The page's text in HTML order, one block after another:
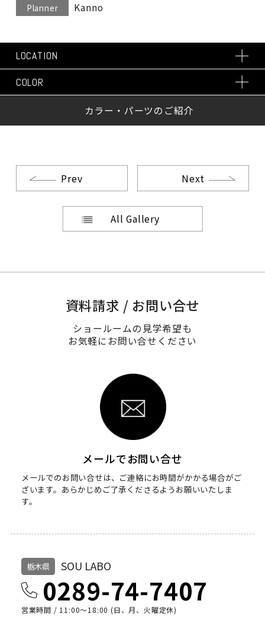
Planner Kanno
LOCATION
COLOR
カラー・パーツのご紹介
Prev
All Gallery
Next
資料請求 / お問い合せ
ショールームの見学希望も
お気軽にお問い合せください
メールでお問い合せ
メールでのお問い合せは、ご連絡にお時間がかかる場合がご
ざいます。 あらかじめご了承くださるようお願いいたしま
す。
栃木県 SOU LABO
0289-74-7407
営業時間 / 11:00～18:00 (日、月、火曜定休)